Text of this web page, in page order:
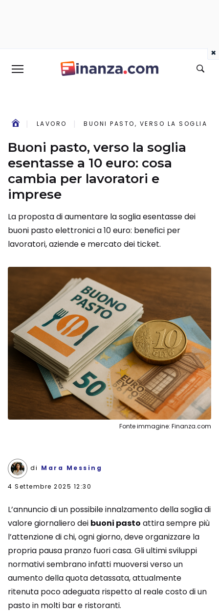
LAVORO BUONI PASTO, VERSO LA SOGLIA
Buoni pasto, verso la soglia
esentasse a 10 euro: cosa
cambia per lavoratori e
imprese
La proposta di aumentare la soglia esentasse dei
buoni pasto elettronici a 10 euro: benefici per
lavoratori, aziende e mercato dei ticket.
Fonte immagine: Finanza.com
di Mara Messing
4 Settembre 2025 12:30
L’annuncio di un possibile innalzamento della soglia di
valore giornaliero dei buoni pasto attira sempre più
l’attenzione di chi, ogni giorno, deve organizzare la
propria pausa pranzo fuori casa. Gli ultimi sviluppi
normativi sembrano infatti muoversi verso un
aumento della quota detassata, attualmente
ritenuta poco adeguata rispetto al reale costo di un
pasto in molti bar e ristoranti.
×